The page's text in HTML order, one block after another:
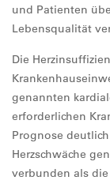
und Patienten
Lebensqualität
Die
genannten
erforderlichen
Prognose
Herzschwäche
verbunden als